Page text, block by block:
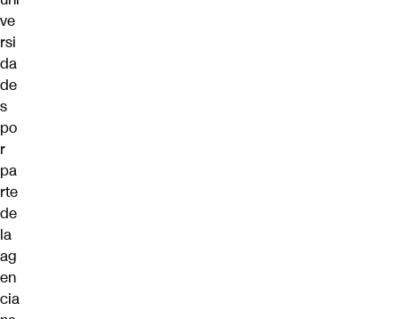
ve
rsi
da
de
s
po
r
pa
rte
de
la
ag
en
cia